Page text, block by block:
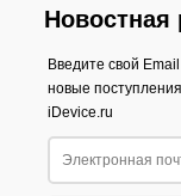
Новостная
Введите свой
новые
iDevice.ru